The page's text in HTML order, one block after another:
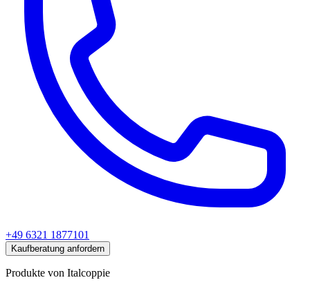
+49 6321 1877101
Kaufberatung anfordern
Produkte von Italcoppie